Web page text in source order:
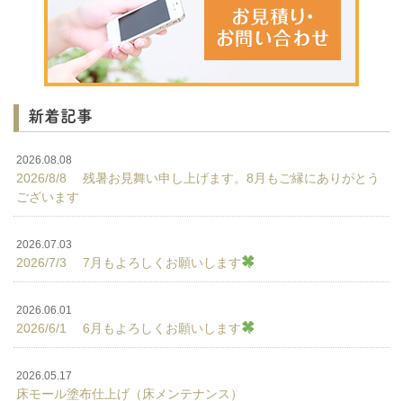
新着記事
2026.08.08
2026/8/8 残暑お見舞い申し上げます。8月もご縁にありがとう
ございます
2026.07.03
2026/7/3 7月もよろしくお願いします
2026.06.01
2026/6/1 6月もよろしくお願いします
2026.05.17
床モール塗布仕上げ（床メンテナンス）